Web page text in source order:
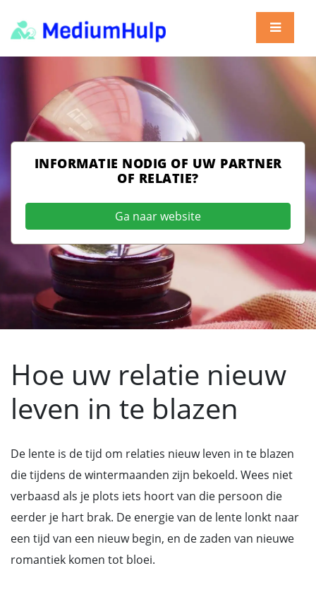
INFORMATIE NODIG OF UW PARTNER
OF RELATIE?
Ga naar website
Hoe uw relatie nieuw
leven in te blazen
De lente is de tijd om relaties nieuw leven in te blazen
die tijdens de wintermaanden zijn bekoeld. Wees niet
verbaasd als je plots iets hoort van die persoon die
eerder je hart brak. De energie van de lente lonkt naar
een tijd van een nieuw begin, en de zaden van nieuwe
romantiek komen tot bloei.